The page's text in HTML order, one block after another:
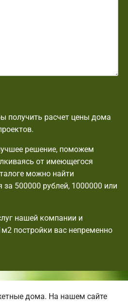
получить расчет цены дома
решение, поможем
от имеющегося
можно найти
500000 рублей, 1000000 или
нашей компании и
постройки вас непременно
дома. На нашем сайте